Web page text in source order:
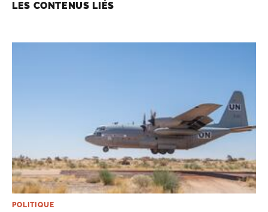
LES CONTENUS LIÉS
POLITIQUE